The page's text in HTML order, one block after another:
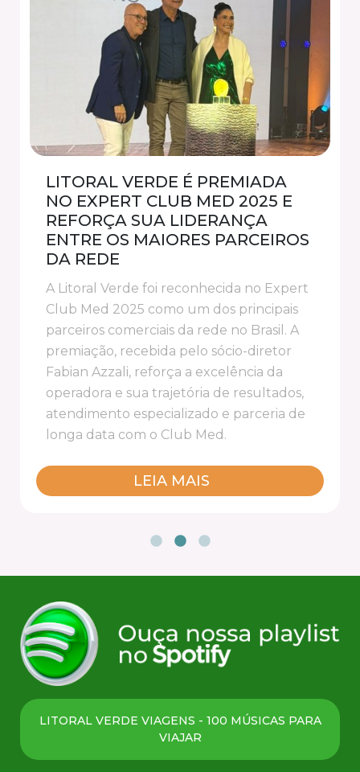
LITORAL VERDE É PREMIADA
NO EXPERT CLUB MED 2025 E
REFORÇA SUA LIDERANÇA
ENTRE OS MAIORES PARCEIROS
DA REDE
A Litoral Verde foi reconhecida no Expert
Club Med 2025 como um dos principais
parceiros comerciais da rede no Brasil. A
premiação, recebida pelo sócio-diretor
Fabian Azzali, reforça a excelência da
operadora e sua trajetória de resultados,
atendimento especializado e parceria de
longa data com o Club Med.
LEIA MAIS
LITORAL VERDE VIAGENS - 100 MÚSICAS PARA
VIAJAR